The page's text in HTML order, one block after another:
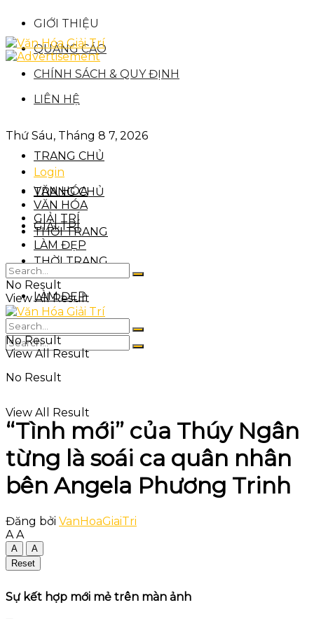
GIỚI THIỆU
QUẢNG CÁO
CHÍNH SÁCH & QUY ĐỊNH
LIÊN HỆ
Thứ Sáu, Tháng 8 7, 2026
Login
TRANG CHỦ
VĂN HÓA
GIẢI TRÍ
THỜI TRANG
LÀM ĐẸP
No Result
View All Result
TRANG CHỦ
VĂN HÓA
GIẢI TRÍ
THỜI TRANG
LÀM ĐẸP
No Result
View All Result
No Result
View All Result
“Tình mới” của Thúy Ngân
từng là soái ca quân nhân
bên Angela Phương Trinh
Đăng bởi VanHoaGiaiTri
A A
A
A
Reset
Sự kết hợp mới mẻ trên màn ảnh